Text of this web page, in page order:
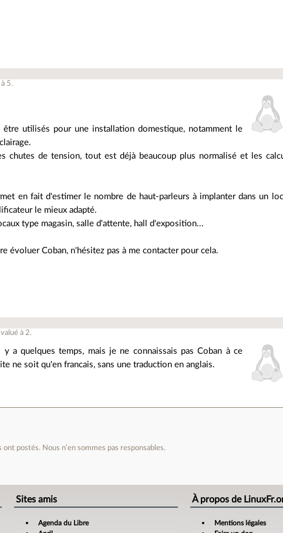
à 5.
utilisés pour une installation domestique, notamment le
chutes de tension, tout est déjà beaucoup plus normalisé et les
en fait d'estimer le nombre de haut-parleurs à implanter dans un
le mieux adapté.
type magasin, salle d'attente, hall d'exposition...
évoluer Coban, n'hésitez pas à me contacter pour cela.
à 2.
a quelques temps, mais je ne connaissais pas Coban à ce
ne soit qu'en francais, sans une traduction en anglais.
postés. Nous n’en sommes pas responsables.
Sites amis
Agenda du Libre
À propos de
Mentions légales